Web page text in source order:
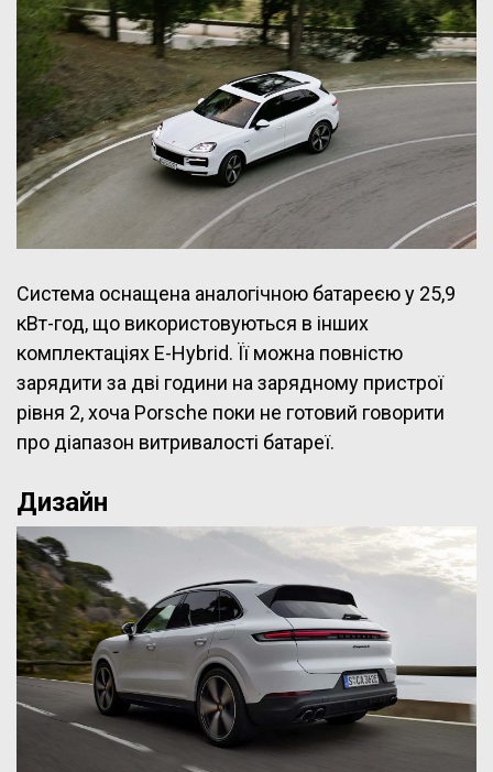
Система оснащена аналогічною батареєю у 25,9
кВт-год, що використовуються в інших
комплектаціях E-Hybrid. Її можна повністю
зарядити за дві години на зарядному пристрої
рівня 2, хоча Porsche поки не готовий говорити
про діапазон витривалості батареї.
Дизайн